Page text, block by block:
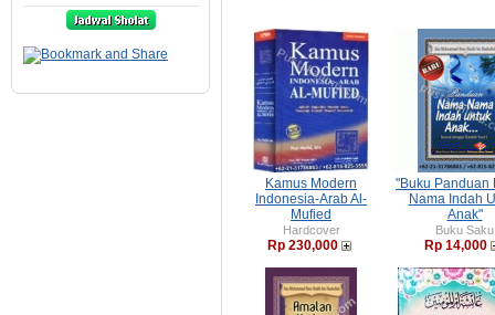
Kamus Modern
Indonesia-Arab Al-
Mufied
Hardcover
Rp 230,000
"Buku Panduan
Nama Indah
Anak"
Buku Saku
Rp 14,000